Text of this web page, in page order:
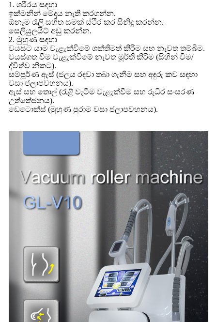
1. ශරීරය සඳහා
ඉක්මනින් මේදය නැති කරගන්න.
ඕනෑම රැලි සහිත සමක් ස්ථිර කර සිනිඳු කරන්න.
සෙලියුලයිට් අඩු කරන්න.
2. මුහුණ සඳහා
වයසට යාම වැළැක්වීමේ ශක්තිමත් කිරීම සහ නැවත තම්බීම.
වයස්ගත වීම වැළැක්වීමේ නැවත මූර්ති කිරීම (සිහින් වීම/
ද්විත්ව නිකට).
සම්පූර්ණ ඇස් (ජලය රඳවා තබා ගැනීම සහ අඳුරු කව සඳහා
වසා ජලාපවහනය).
ඇස් සහ තොල් (රැළි වැටීම වැළැක්වීම සහ රුධිර සංසරණ
උත්තේජනය).
ඩෙටොක්ස් (මුහුණ පුරාම වසා ජලාපවහනය).